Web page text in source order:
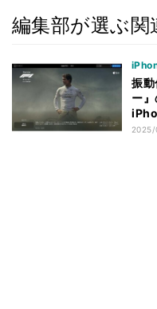
編集部が選ぶ関
振
ー
2025/